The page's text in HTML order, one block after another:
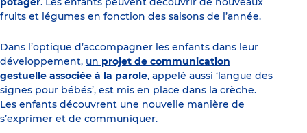
fruits et légumes en fonction des saisons de l’année.
Dans l’optique d’accompagner les enfants dans leur
développement, un projet de communication
gestuelle associée à la parole, appelé aussi ‘langue des
signes pour bébés’, est mis en place dans la crèche.
Les enfants découvrent une nouvelle manière de
s’exprimer et de communiquer.